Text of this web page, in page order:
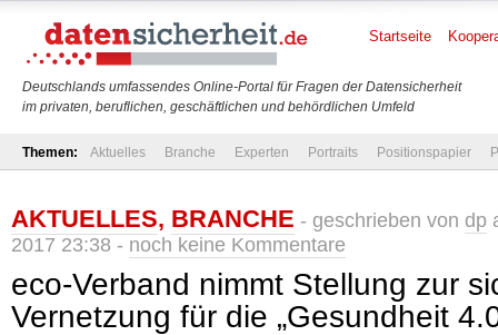
Deutschlands umfassendes Online-Portal für Fragen der Datensicherheit
im privaten, beruflichen, geschäftlichen und behördlichen Umfeld
Startseite
Themen: Aktuelles Branche Experten Portraits Positionspapier
AKTUELLES, BRANCHE - geschrieben von dp
2017 23:38 - noch keine Kommentare
eco-Verband nimmt Stellung zur
Vernetzung für die „Gesundheit